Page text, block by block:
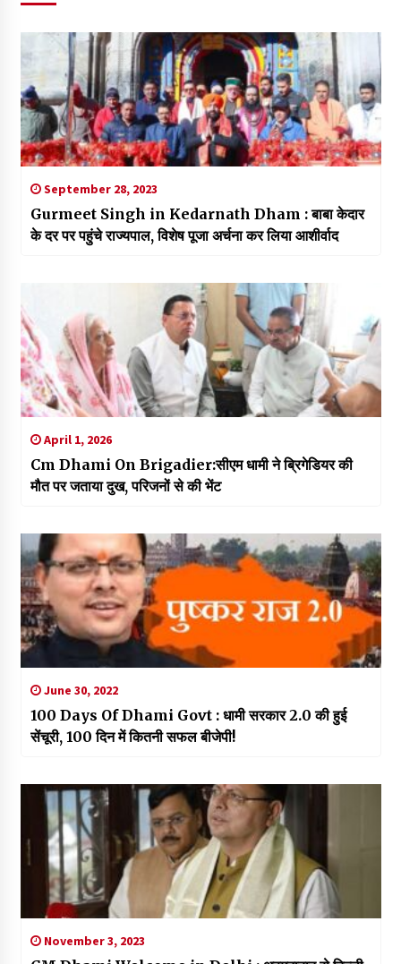
September 28, 2023
Gurmeet Singh in Kedarnath Dham : बाबा केदार
के दर पर पहुंचे राज्यपाल, विशेष पूजा अर्चना कर लिया आशीर्वाद
April 1, 2026
Cm Dhami On Brigadier:सीएम धामी ने ब्रिगेडियर की
मौत पर जताया दुख, परिजनों से की भेंट
June 30, 2022
100 Days Of Dhami Govt : धामी सरकार 2.0 की हुई
सेंचूरी, 100 दिन में कितनी सफल बीजेपी!
November 3, 2023